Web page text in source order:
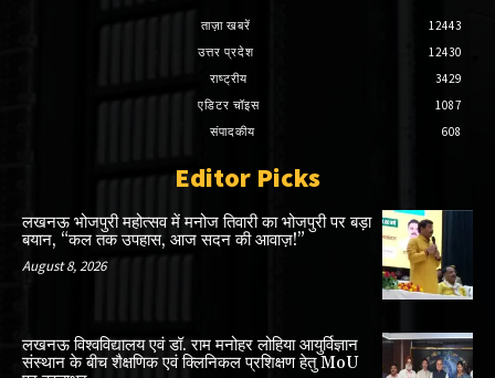
ताज़ा खबरें
12443
उत्तर प्रदेश
12430
राष्ट्रीय
3429
एडिटर चॉइस
1087
संपादकीय
608
Editor Picks
लखनऊ भोजपुरी महोत्सव में मनोज तिवारी का भोजपुरी पर बड़ा
बयान, “कल तक उपहास, आज सदन की आवाज़!”
August 8, 2026
लखनऊ विश्वविद्यालय एवं डॉ. राम मनोहर लोहिया आयुर्विज्ञान
संस्थान के बीच शैक्षणिक एवं क्लिनिकल प्रशिक्षण हेतु MoU